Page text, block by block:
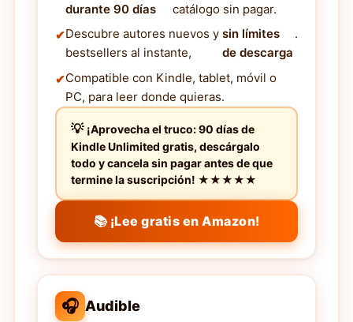
durante 90 días
catálogo sin pagar.
Descubre autores nuevos y
bestsellers al instante,
sin límites
de descarga
.
Compatible con Kindle, tablet, móvil o
PC, para leer donde quieras.
¡Aprovecha el truco: 90 días de
Kindle Unlimited gratis, descárgalo
todo y cancela sin pagar antes de que
termine la suscripción! ★★★★★
📚 ¡Lee gratis en Amazon!
🎧 Audible